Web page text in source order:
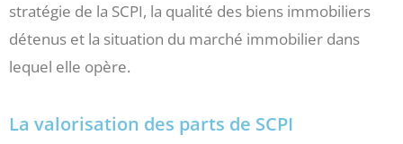
stratégie de la SCPI, la qualité des biens immobiliers
détenus et la situation du marché immobilier dans
lequel elle opère.
La valorisation des parts de SCPI